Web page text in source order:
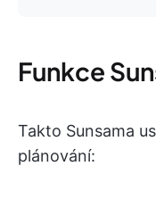
Funkce
Takto Sunsama
plánování: